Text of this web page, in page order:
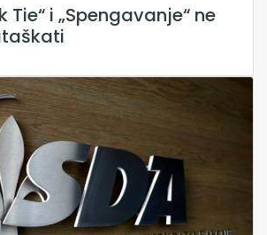
Tie“ i „Spengavanje“ ne